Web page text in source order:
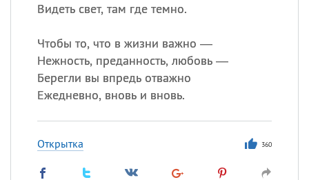
Видеть свет, там где темно.
Чтобы то, что в жизни важно —
Нежность, преданность, любовь —
Берегли вы впредь отважно
Ежедневно, вновь и вновь.
Открытка 360